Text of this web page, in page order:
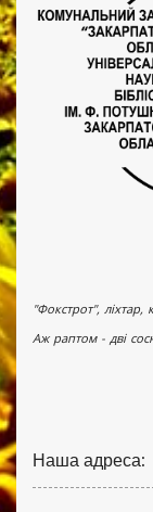
"Фокстрот", ліхтар,
Аж раптом - дві
Наша адреса: